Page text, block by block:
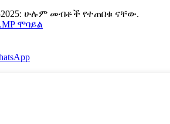
2025: ሁሉም መብቶች የተጠበቁ ናቸው.
ሞባይል